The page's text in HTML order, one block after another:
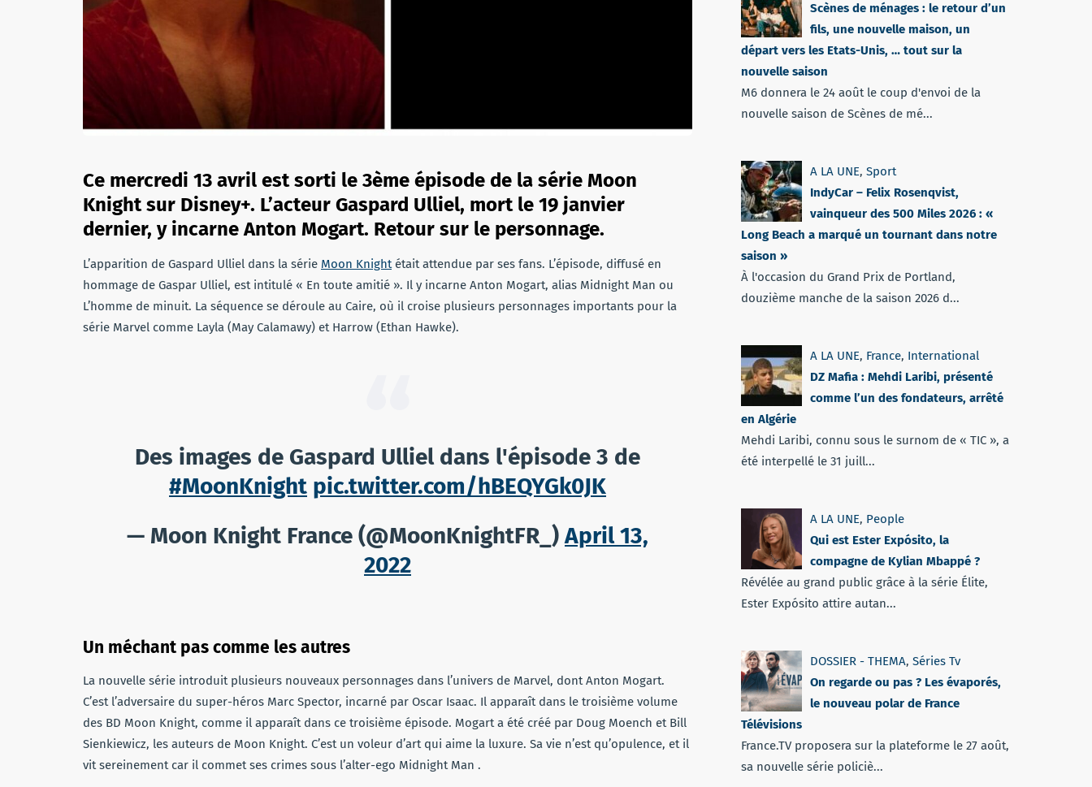
Ce mercredi 13 avril est sorti le 3ème épisode de la série Moon
Knight sur Disney+. L’acteur Gaspard Ulliel, mort le 19 janvier
dernier, y incarne Anton Mogart. Retour sur le personnage.
L’apparition de Gaspard Ulliel dans la série Moon Knight était attendue par ses fans. L’épisode, diffusé en
hommage de Gaspar Ulliel, est intitulé « En toute amitié ». Il y incarne Anton Mogart, alias Midnight Man ou
L’homme de minuit. La séquence se déroule au Caire, où il croise plusieurs personnages importants pour la
série Marvel comme Layla (May Calamawy) et Harrow (Ethan Hawke).
Des images de Gaspard Ulliel dans l'épisode 3 de
#MoonKnight pic.twitter.com/hBEQYGk0JK
— Moon Knight France (@MoonKnightFR_) April 13,
2022
Un méchant pas comme les autres
La nouvelle série introduit plusieurs nouveaux personnages dans l’univers de Marvel, dont Anton Mogart.
C’est l’adversaire du super-héros Marc Spector, incarné par Oscar Isaac. Il apparaît dans le troisième volume
des BD Moon Knight, comme il apparaît dans ce troisième épisode. Mogart a été créé par Doug Moench et Bill
Sienkiewicz, les auteurs de Moon Knight. C’est un voleur d’art qui aime la luxure. Sa vie n’est qu’opulence, et il
vit sereinement car il commet ses crimes sous l’alter-ego Midnight Man .
Scènes de ménages : le retour d’un
fils, une nouvelle maison, un
départ vers les Etats-Unis, … tout sur la
nouvelle saison
M6 donnera le 24 août le coup d'envoi de la
nouvelle saison de Scènes de mé...
A LA UNE, Sport
IndyCar – Felix Rosenqvist,
vainqueur des 500 Miles 2026 : «
Long Beach a marqué un tournant dans notre
saison »
À l'occasion du Grand Prix de Portland,
douzième manche de la saison 2026 d...
A LA UNE, France, International
DZ Mafia : Mehdi Laribi, présenté
comme l’un des fondateurs, arrêté
en Algérie
Mehdi Laribi, connu sous le surnom de « TIC », a
été interpellé le 31 juill...
A LA UNE, People
Qui est Ester Expósito, la
compagne de Kylian Mbappé ?
Révélée au grand public grâce à la série Élite,
Ester Expósito attire autan...
DOSSIER - THEMA, Séries Tv
On regarde ou pas ? Les évaporés,
le nouveau polar de France
Télévisions
France.TV proposera sur la plateforme le 27 août,
sa nouvelle série policiè...